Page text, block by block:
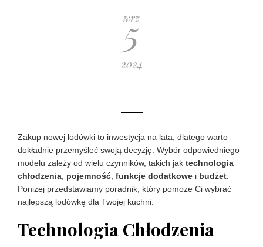
wrz
5
2024
Zakup nowej lodówki to inwestycja na lata, dlatego warto
dokładnie przemyśleć swoją decyzję. Wybór odpowiedniego
modelu zależy od wielu czynników, takich jak technologia
chłodzenia pojemność funkcje dodatkowe i budżet
Poniżej przedstawiamy poradnik, który pomoże Ci wybrać
najlepszą lodówkę dla Twojej kuchni.
​Technologia Chłodzenia